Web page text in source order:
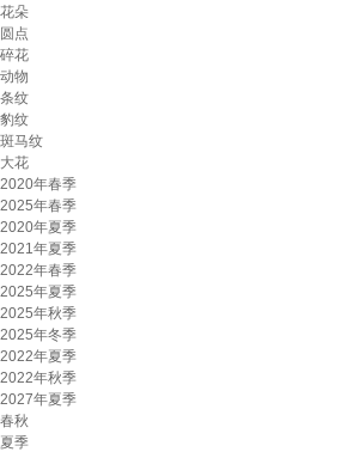
花朵
圆点
碎花
动物
条纹
豹纹
斑马纹
大花
2020年春季
2025年春季
2020年夏季
2021年夏季
2022年春季
2025年夏季
2025年秋季
2025年冬季
2022年夏季
2022年秋季
2027年夏季
春秋
夏季